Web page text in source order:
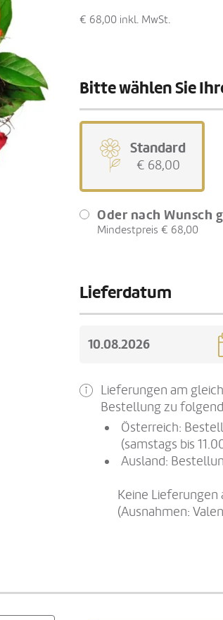
€ 68,00 inkl. MwSt.
Bitte wählen Sie
Standard
€ 68,00
Oder nach Wunsch
Mindestpreis € 68,00
Lieferdatum
Lieferungen am
Bestellung zu
Österreich:
(samstags bis
Ausland:
Keine Lieferungen
(Ausnahmen: